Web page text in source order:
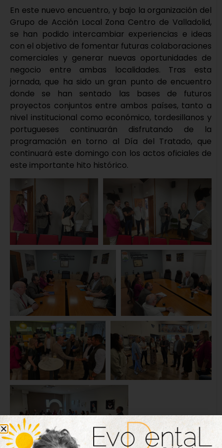
En este nuevo encuentro, y bajo la organización del
Grupo de Acción Local Zona Centro de Valladolid,
se han podido intercambiar experiencias e ideas
con el objetivo de fomentar futuras colaboraciones
comerciales y generar nuevas oportunidades de
negocio entre ambas localidades. Tras esta
jornada, que ha sido un gran punto de encuentro
donde se han sentado las bases de futuros
proyectos conjuntos entre ambos países, tanto a
nivel institucional como económico, tordesillanos y
portugueses continuarán disfrutando de la
programación en torno al Día del Tratado, que
continuará este domingo con los actos oficiales de
este importante hito histórico.